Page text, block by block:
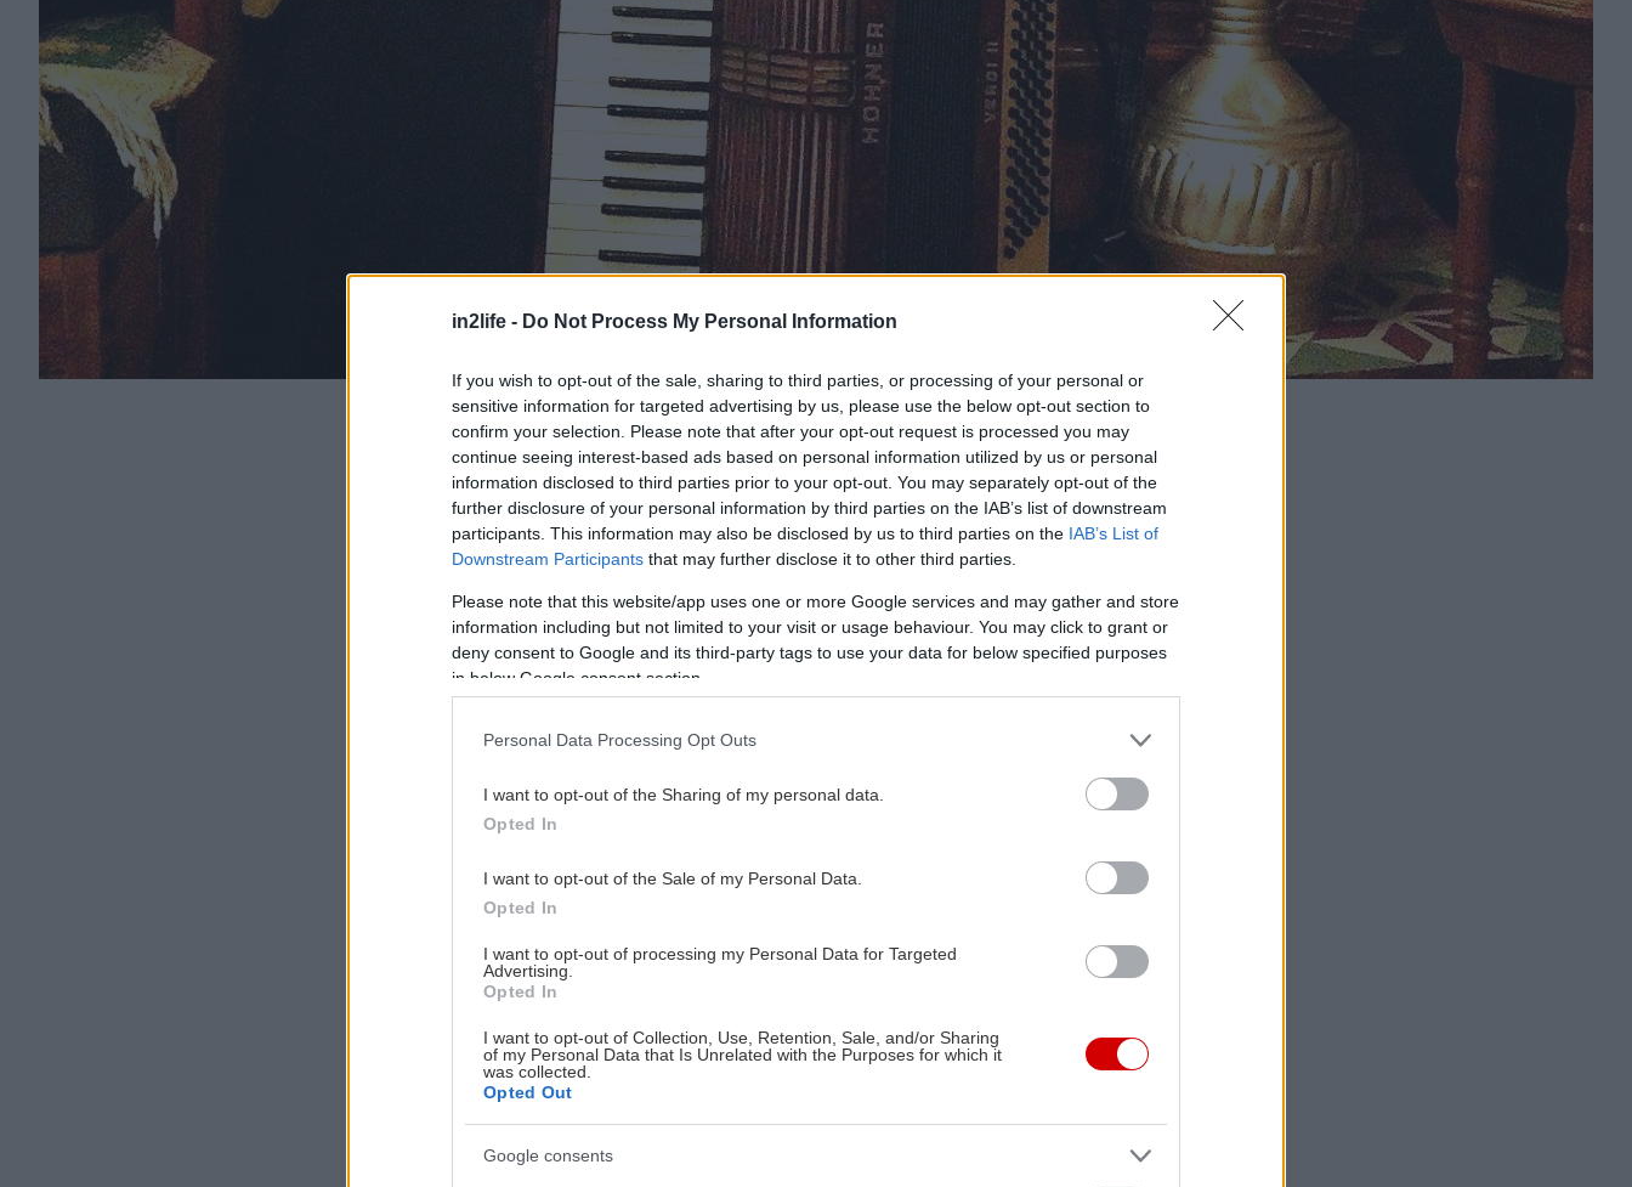
in2life - Do Not Process My Personal Information
If you wish to opt-out of the sale, sharing to third parties, or processing of your personal or
sensitive information for targeted advertising by us, please use the below opt-out section to
confirm your selection. Please note that after your opt-out request is processed you may
continue seeing interest-based ads based on personal information utilized by us or personal
information disclosed to third parties prior to your opt-out. You may separately opt-out of the
further disclosure of your personal information by third parties on the IAB’s list of downstream
participants. This information may also be disclosed by us to third parties on the IAB’s List of
Downstream Participants that may further disclose it to other third parties.
Please note that this website/app uses one or more Google services and may gather and store
information including but not limited to your visit or usage behaviour. You may click to grant or
deny consent to Google and its third-party tags to use your data for below specified purposes
in below Google consent section.
Personal Data Processing Opt Outs
I want to opt-out of the Sharing of my personal data.
Opted In
I want to opt-out of the Sale of my Personal Data.
Opted In
I want to opt-out of processing my Personal Data for Targeted
Advertising.
Opted In
I want to opt-out of Collection, Use, Retention, Sale, and/or Sharing
of my Personal Data that Is Unrelated with the Purposes for which it
was collected.
Opted Out
Google consents